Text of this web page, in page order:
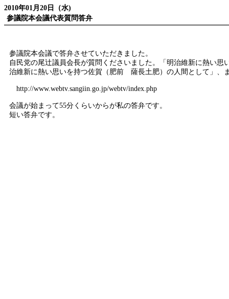
2010年01月20日（水)
参議院本会議代表質問答弁
参議院本会議で答弁させていただきました。
自民党の尾辻議員会長が質問くださいました。「明治維新に熱い
治維新に熱い思いを持つ佐賀（肥前 薩長土肥）の人間として」、
http://www.webtv.sangiin.go.jp/webtv/index.php
会議が始まって55分くらいからが私の答弁です。
短い答弁です。